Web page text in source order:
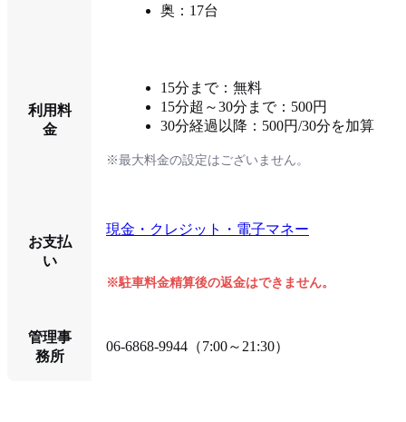
奥：17台
利用料
金
15分まで：無料
15分超～30分まで：500円
30分経過以降：500円/30分を加算
※最大料金の設定はございません。
お支払
い
現金・クレジット・電子マネー
※駐車料金精算後の返金はできません。
管理事
務所
06-6868-9944（7:00～21:30）